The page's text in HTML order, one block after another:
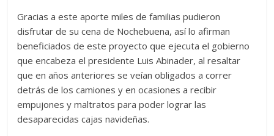
Gracias a este aporte miles de familias pudieron
disfrutar de su cena de Nochebuena, así lo afirman
beneficiados de este proyecto que ejecuta el gobierno
que encabeza el presidente Luis Abinader, al resaltar
que en años anteriores se veían obligados a correr
detrás de los camiones y en ocasiones a recibir
empujones y maltratos para poder lograr las
desaparecidas cajas navideñas.